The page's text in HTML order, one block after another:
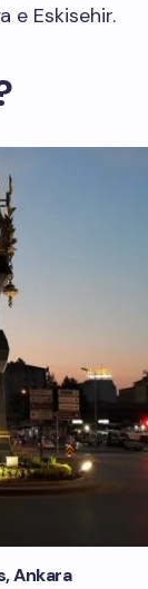
e Eskisehir.
Ankara